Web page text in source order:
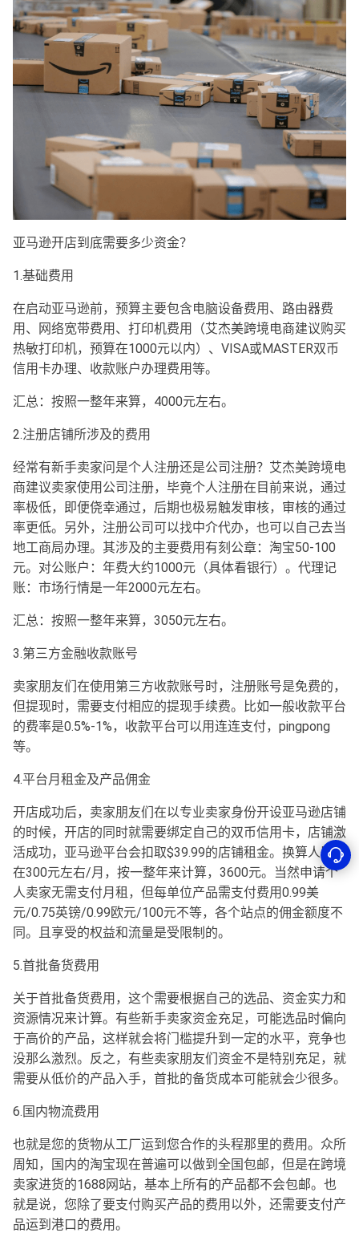
亚马逊开店到底需要多少资金？
1.基础费用
在启动亚马逊前，预算主要包含电脑设备费用、路由器费
用、网络宽带费用、打印机费用（艾杰美跨境电商建议购买
热敏打印机，预算在1000元以内）、VISA或MASTER双币
信用卡办理、收款账户办理费用等。
汇总：按照一整年来算，4000元左右。
2.注册店铺所涉及的费用
经常有新手卖家问是个人注册还是公司注册？艾杰美跨境电
商建议卖家使用公司注册，毕竟个人注册在目前来说，通过
率极低，即便侥幸通过，后期也极易触发审核，审核的通过
率更低。另外，注册公司可以找中介代办，也可以自己去当
地工商局办理。其涉及的主要费用有刻公章：淘宝50-100
元。对公账户：年费大约1000元（具体看银行）。代理记
账：市场行情是一年2000元左右。
汇总：按照一整年来算，3050元左右。
3.第三方金融收款账号
卖家朋友们在使用第三方收款账号时，注册账号是免费的，
但提现时，需要支付相应的提现手续费。比如一般收款平台
的费率是0.5%-1%，收款平台可以用连连支付，pingpong
等。
4.平台月租金及产品佣金
开店成功后，卖家朋友们在以专业卖家身份开设亚马逊店铺
的时候，开店的同时就需要绑定自己的双币信用卡，店铺激
活成功，亚马逊平台会扣取$39.99的店铺租金。换算人民币
在300元左右/月，按一整年来计算，3600元。当然申请个
人卖家无需支付月租，但每单位产品需支付费用0.99美
元/0.75英镑/0.99欧元/100元不等，各个站点的佣金额度不
同。且享受的权益和流量是受限制的。
5.首批备货费用
关于首批备货费用，这个需要根据自己的选品、资金实力和
资源情况来计算。有些新手卖家资金充足，可能选品时偏向
于高价的产品，这样就会将门槛提升到一定的水平，竞争也
没那么激烈。反之，有些卖家朋友们资金不是特别充足，就
需要从低价的产品入手，首批的备货成本可能就会少很多。
6.国内物流费用
也就是您的货物从工厂运到您合作的头程那里的费用。众所
周知，国内的淘宝现在普遍可以做到全国包邮，但是在跨境
卖家进货的1688网站，基本上所有的产品都不会包邮。也
就是说，您除了要支付购买产品的费用以外，还需要支付产
品运到港口的费用。